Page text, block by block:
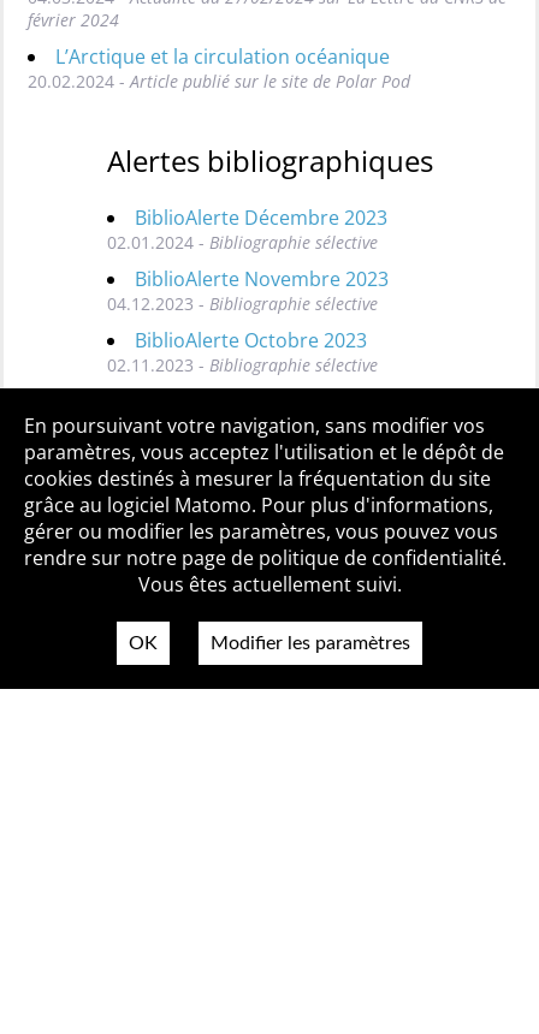
février 2024
L’Arctique et la circulation océanique
20.02.2024 - Article publié sur le site de Polar Pod
Alertes bibliographiques
BiblioAlerte Décembre 2023
02.01.2024 - Bibliographie sélective
BiblioAlerte Novembre 2023
04.12.2023 - Bibliographie sélective
BiblioAlerte Octobre 2023
02.11.2023 - Bibliographie sélective
Toutes les BiblioAlertes
Qui sommes-nous ? Mentions légales
Accessibilité
Politique de confidentialité
Contact
En poursuivant votre navigation, sans modifier vos
paramètres, vous acceptez l'utilisation et le dépôt de
cookies destinés à mesurer la fréquentation du site
grâce au logiciel Matomo. Pour plus d'informations,
gérer ou modifier les paramètres, vous pouvez vous
rendre sur notre page de politique de confidentialité.
Vous êtes actuellement suivi.
OK Modifier les paramètres